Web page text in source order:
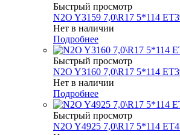
Быстрый просмотр
N2O Y3159 7,0\R17 5*114
Нет в наличии
Подробнее
Быстрый просмотр
N2O Y3160 7,0\R17 5*114
Нет в наличии
Подробнее
Быстрый просмотр
N2O Y4925 7,0\R17 5*114